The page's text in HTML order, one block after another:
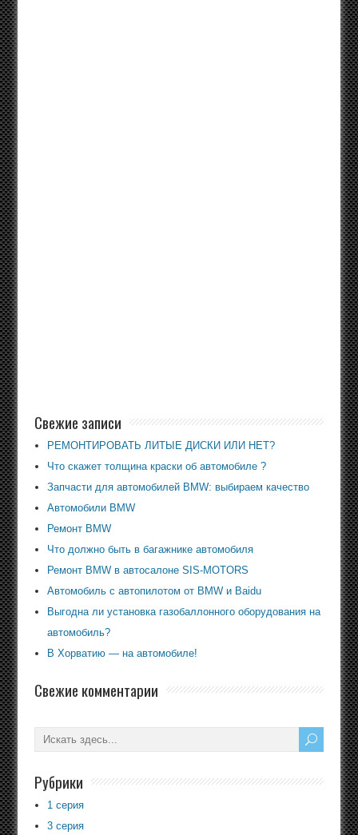
Свежие записи
РЕМОНТИРОВАТЬ ЛИТЫЕ ДИСКИ ИЛИ НЕТ?
Что скажет толщина краски об автомобиле ?
Запчасти для автомобилей BMW: выбираем качество
Автомобили BMW
Ремонт BMW
Что должно быть в багажнике автомобиля
Ремонт BMW в автосалоне SIS-MOTORS
Автомобиль с автопилотом от BMW и Baidu
Выгодна ли установка газобаллонного оборудования на
автомобиль?
В Хорватию — на автомобиле!
Свежие комментарии
Рубрики
1 серия
3 серия